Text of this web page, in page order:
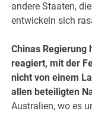
andere Staaten,
entwickeln sich
Chinas Regierung
reagiert, mit der
nicht von einem
allen beteiligten
Australien, wo es